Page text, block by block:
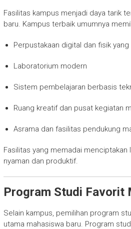
Fasilitas kampus menjadi daya tarik
baru. Kampus terbaik umumnya
Perpustakaan digital dan fisik yang
Laboratorium modern
Sistem pembelajaran berbasis
Ruang kreatif dan pusat kegiatan
Asrama dan fasilitas pendukung
Fasilitas yang memadai menciptakan
nyaman dan produktif.
Program Studi Favorit
Selain kampus, pemilihan program
utama mahasiswa baru. Program